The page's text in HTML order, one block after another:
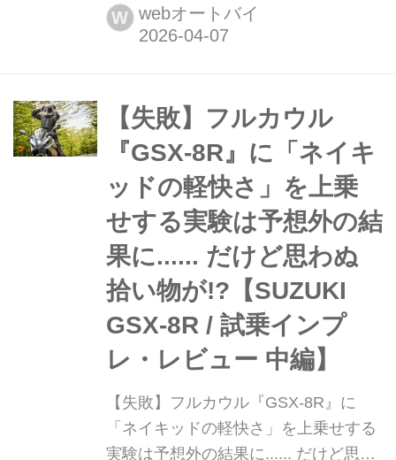
バイク! の新車ニュース】 スズキが
GSX-8Rの2026モデルを発表! 今まで
W webオートバイ
【失敗】フルカウル
『GSX-8R』に「ネイキ
ッドの軽快さ」を上乗
せする実験は予想外の結
果に...... だけど思わぬ
拾い物が!?【SUZUKI
GSX-8R / 試乗インプ
レ・レビュー 中編】
【失敗】フルカウル『GSX-8R』に
「ネイキッドの軽快さ」を上乗せする
実験は予想外の結果に...... だけど思わ